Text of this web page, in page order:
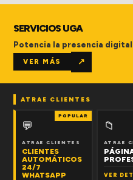
SERVICIOS UGA
Potencia la presencia
VER MÁS ↗
ATRAE CLIENTES
POPULAR
💬
ATRAE CLIENTES
CLIENTES
AUTOMÁTICOS
24/7
WHATSAPP
📁
ATRAE
VER